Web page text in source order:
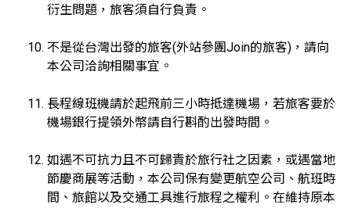
衍生問題，旅客須自行負責。
不是從台灣出發的旅客(外站參團Join的旅客)，請向
本公司洽詢相關事宜。
長程線班機請於起飛前三小時抵達機場，若旅客要於
機場銀行提領外幣請自行斟酌出發時間。
如遇不可抗力且不可歸責於旅行社之因素，或遇當地
節慶商展等活動，本公司保有變更航空公司、航班時
間、旅館以及交通工具進行旅程之權利。在維持原本